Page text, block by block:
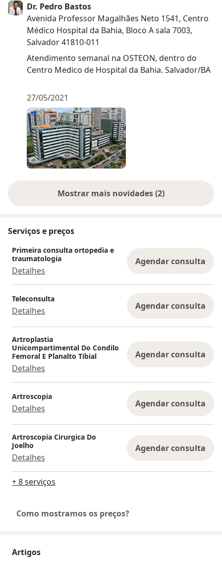
Dr. Pedro Bastos
Avenida Professor Magalhães Neto 1541, Centro
Médico Hospital da Bahia, Bloco A sala 7003,
Salvador 41810-011
Atendimento semanal na OSTEON, dentro do
Centro Medico de Hospital da Bahia. Salvador/BA
27/05/2021
Mostrar mais novidades (2)
Serviços e preços
Primeira consulta ortopedia e
traumatologia
Detalhes
Agendar consulta
Teleconsulta
Detalhes Agendar consulta
Artroplastia
Unicompartimental Do Condilo
Femoral E Planalto Tibial
Detalhes
Agendar consulta
Artroscopia
Detalhes Agendar consulta
Artroscopia Cirurgica Do
Joelho
Detalhes
Agendar consulta
+ 8 serviços
Como mostramos os preços?
Artigos